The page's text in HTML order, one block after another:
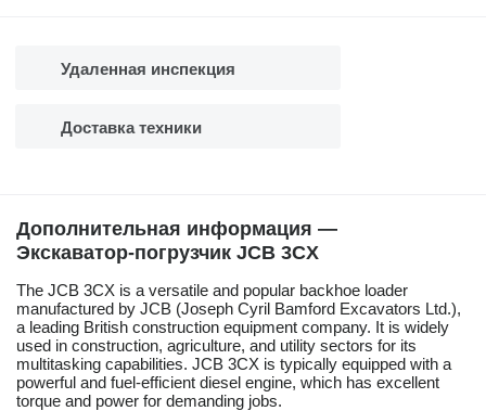
Удаленная инспекция
Доставка техники
Дополнительная информация —
Экскаватор-погрузчик JCB 3CX
The JCB 3CX is a versatile and popular backhoe loader
manufactured by JCB (Joseph Cyril Bamford Excavators Ltd.),
a leading British construction equipment company. It is widely
used in construction, agriculture, and utility sectors for its
multitasking capabilities. JCB 3CX is typically equipped with a
powerful and fuel-efficient diesel engine, which has excellent
torque and power for demanding jobs.